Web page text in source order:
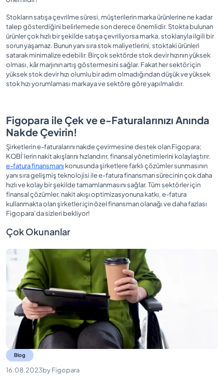
Stokların satışa çevrilme süresi, müşterilerin marka ürünlerine ne kadar
talep gösterdiğini belirlemede son derece önemlidir. Stokta bulunan
ürünler çok hızlı bir şekilde satışa çevriliyorsa marka, stoklarıyla ilgili bir
sorun yaşamaz. Bunun yanı sıra stok maliyetlerini, stoktaki ürünleri
satarak minimalize edebilir. Birçok sektörde stok devir hızının yüksek
olması, kâr marjının artış göstermesini sağlar. Fakat her sektör için
yüksek stok devir hızı olumlu bir adım olmadığından düşük ve yüksek
stok hızı yorumlaması markaya ve sektöre göre yapılmalıdır.
Figopara ile Çek ve e-Faturalarınızı Anında
Nakde Çevirin!
Şirketlerin e-faturalarını nakde çevirmesine destek olan Figopara;
KOBİ’lerin nakit akışlarını hızlandırır, finansal yönetimlerini kolaylaştırır.
e-fatura finansmanı konusunda şirketlere farklı çözümler sunmasının
yanı sıra gelişmiş teknolojisi ile e-fatura finansman sürecinin çok daha
hızlı ve kolay bir şekilde tamamlanmasını sağlar. Tüm sektörler için
finansal çözümler, nakit akışı optimizasyonuna katkı, e-fatura
kullanmakta olan şirketler için özel finansman olanağı ve daha fazlası
Figopara’da sizleri bekliyor!
Çok Okunanlar
Blog
16.08.2023byFigopara